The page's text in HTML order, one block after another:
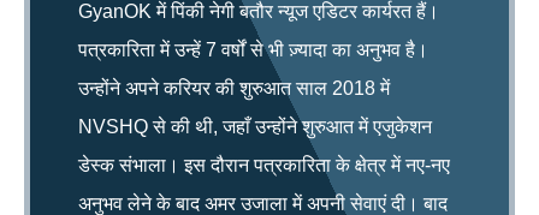
GyanOK में पिंकी नेगी बतौर न्यूज एडिटर कार्यरत हैं।
पत्रकारिता में उन्हें 7 वर्षों से भी ज़्यादा का अनुभव है।
उन्होंने अपने करियर की शुरुआत साल 2018 में
NVSHQ से की थी, जहाँ उन्होंने शुरुआत में एजुकेशन
डेस्क संभाला। इस दौरान पत्रकारिता के क्षेत्र में नए-नए
अनुभव लेने के बाद अमर उजाला में अपनी सेवाएं दी। बाद